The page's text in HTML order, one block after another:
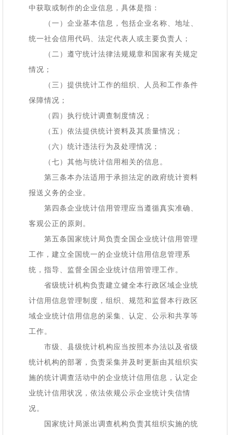
中获取或制作的企业信息，具体是指：
（一）企业基本信息，包括企业名称、地址、
统一社会信用代码、法定代表人或主要负责人；
（二）遵守统计法律法规规章和国家有关规定
情况；
（三）提供统计工作的组织、人员和工作条件
保障情况；
（四）执行统计调查制度情况；
（五）依法提供统计资料及其质量情况；
（六）统计违法行为及处理情况；
（七）其他与统计信用相关的信息。
第三条本办法适用于承担法定的政府统计资料
报送义务的企业。
第四条企业统计信用管理应当遵循真实准确、
客观公正的原则。
第五条国家统计局负责全国企业统计信用管理
工作，建立全国统一的企业统计信用信息管理系
统，指导、监督全国企业统计信用管理工作。
省级统计机构负责建立健全本行政区域企业统
计信用信息管理制度，组织、规范和监督本行政区
域企业统计信用信息的采集、认定、公示和共享等
工作。
市级、县级统计机构应当按照本办法以及省级
统计机构的部署，负责采集并及时更新由其组织实
施的统计调查活动中的企业统计信用信息，认定企
业统计信用状况，依法依规公示企业统计失信情
况。
国家统计局派出调查机构负责其组织实施的统